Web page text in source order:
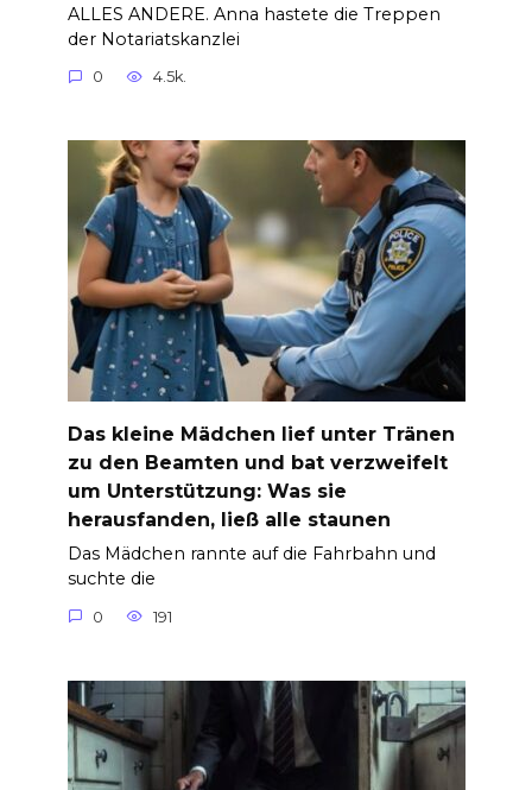
ALLES ANDERE. Anna hastete die Treppen
der Notariatskanzlei
0 4.5k.
Das kleine Mädchen lief unter Tränen
zu den Beamten und bat verzweifelt
um Unterstützung: Was sie
herausfanden, ließ alle staunen
Das Mädchen rannte auf die Fahrbahn und
suchte die
0 191